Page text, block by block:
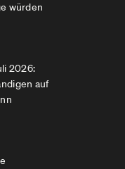
würden
2026:
auf